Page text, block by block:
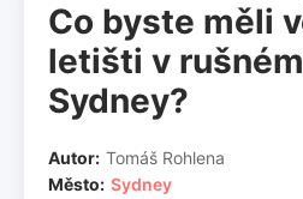
Co byste měli
letišti v
Sydney?
Autor: Tomáš Rohlena
Město: Sydney